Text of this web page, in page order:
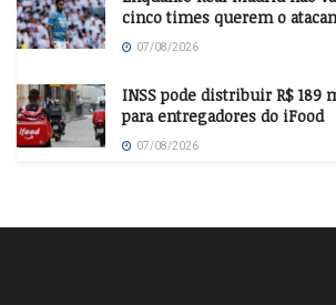
cinco times querem o
07/08/2026
INSS pode distribuir R$ 189
para entregadores do iFood
07/08/2026